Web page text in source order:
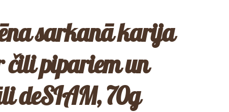
sarkanā karija
čili pipariem un
deSIAM, 70g